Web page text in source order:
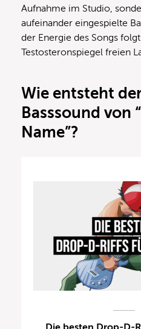
Aufnahme im Studio,
aufeinander eingespielte
der Energie des Songs
Testosteronspiegel freien
Wie entsteht
Basssound von
Name”?